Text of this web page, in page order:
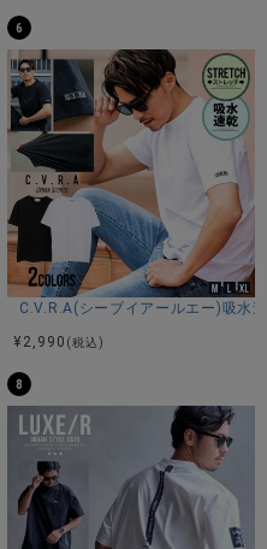
大人の着こなしをさりげな
ザインは、どんなコーディ
し力も抜群。
カジュアルスタイルはもち
れいめな大人コーデにも対
、ジャケットやシャツのイン
ムです。
兼ね備えた、大人のための
のアイテムです。
より実際の商品と異なる場合
楊柳シャツ/全3色
6
C.V.R.A(シーブイアールエー)吸水
¥ 2,990 (税込)
8